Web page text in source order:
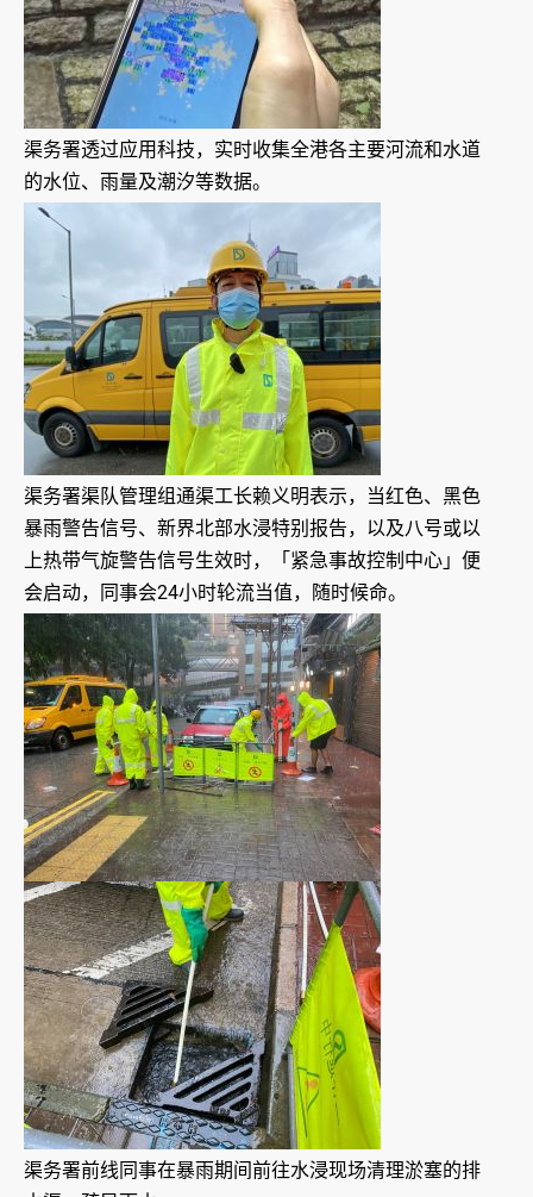
渠务署透过应用科技，实时收集全港各主要河流和水道
的水位、雨量及潮汐等数据。
渠务署渠队管理组通渠工长赖义明表示，当红色、黑色
暴雨警告信号、新界北部水浸特别报告，以及八号或以
上热带气旋警告信号生效时，「紧急事故控制中心」便
会启动，同事会24小时轮流当值，随时候命。
渠务署前线同事在暴雨期间前往水浸现场清理淤塞的排